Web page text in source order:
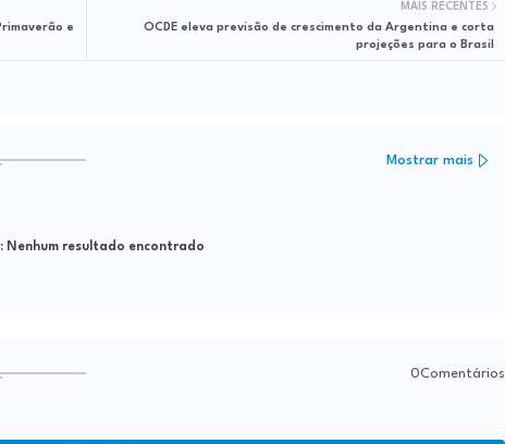
MAIS RECENTES
OCDE eleva previsão de crescimento da Argentina e corta
projeções para o Brasil
e
Mostrar mais
Nenhum resultado encontrado
0Comentários